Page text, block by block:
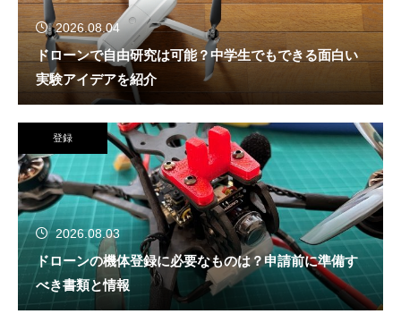
2026.08.04
ドローンで自由研究は可能？中学生でもできる面白い
実験アイデアを紹介
登録
2026.08.03
ドローンの機体登録に必要なものは？申請前に準備す
べき書類と情報